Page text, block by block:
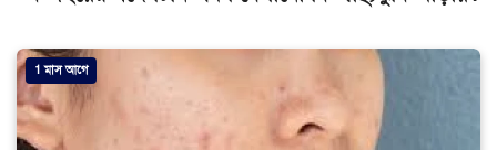
1 মাস আগে